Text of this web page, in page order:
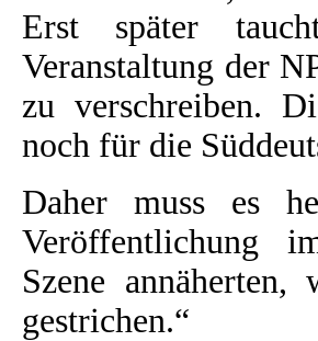
Erst später
Veranstaltung der
zu verschreiben.
noch für die
Daher muss es
Veröffentlichung
Szene
gestrichen.“